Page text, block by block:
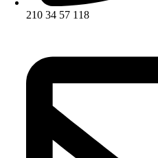
210 34 57 118